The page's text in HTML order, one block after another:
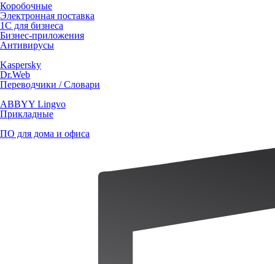
Коробочные
Электронная поставка
1С для бизнеса
Бизнес-приложения
Антивирусы
Kaspersky
Dr.Web
Переводчики / Словари
ABBYY Lingvo
Прикладные
ПО для дома и офиса